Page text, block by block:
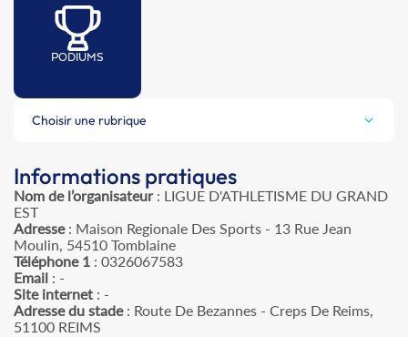
PODIUMS
Choisir une rubrique
Informations pratiques
Nom de l’organisateur: LIGUE D'ATHLETISME DU GRAND
EST
Adresse: Maison Regionale Des Sports - 13 Rue Jean
Moulin, 54510 Tomblaine
Téléphone 1 : 0326067583
Email : -
Site internet : -
Adresse du stade: Route De Bezannes - Creps De Reims,
51100 REIMS